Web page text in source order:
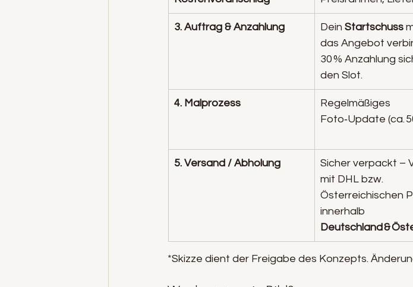
3. Auftrag & Anzahlung Dein Startschuss
das Angebot
30 % Anzahlung
den Slot.
4. Malprozess
Regelmäßiges
Foto‑Update (ca. 50
5. Versand / Abholung
Sicher verpackt –
mit DHL bzw.
Österreichischen
innerhalb
Deutschland &
*Skizze dient der Freigabe des Konzepts.